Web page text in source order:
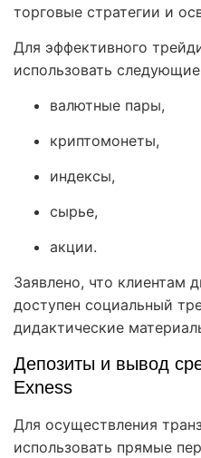
торговые стратегии и
Для эффективного
использовать
валютные пары,
криптомонеты,
индексы,
сырье,
акции.
Заявлено, что клиентам
доступен социальный
дидактические
Депозиты и вывод
Exness
Для осуществления
использовать прямые